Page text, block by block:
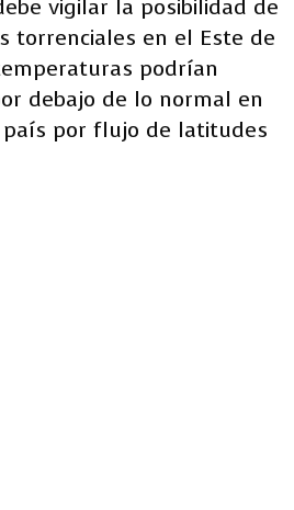
vigilar la posibilidad de
torrenciales en el Este de
podrían
debajo de lo normal en
por flujo de latitudes